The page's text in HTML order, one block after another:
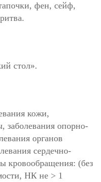
фен, сейф,
стол».
кожи,
заболевания опорно-
органов
сердечно-
кровообращения: (без
НК не > 1